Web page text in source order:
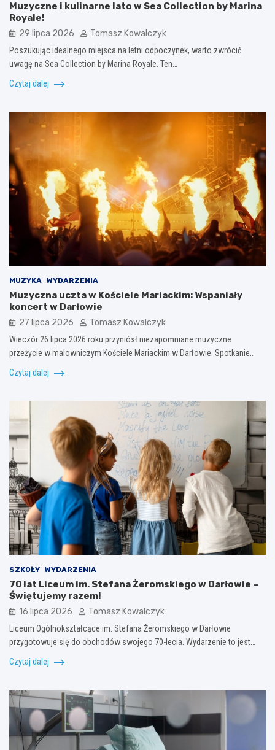
Muzyczne i kulinarne lato w Sea Collection by Marina
Royale!
29 lipca 2026 Tomasz Kowalczyk
Poszukując idealnego miejsca na letni odpoczynek, warto zwrócić
uwagę na Sea Collection by Marina Royale. Ten…
Czytaj dalej
MUZYKA WYDARZENIA
Muzyczna uczta w Kościele Mariackim: Wspaniały
koncert w Darłowie
27 lipca 2026 Tomasz Kowalczyk
Wieczór 26 lipca 2026 roku przyniósł niezapomniane muzyczne
przeżycie w malowniczym Kościele Mariackim w Darłowie. Spotkanie…
Czytaj dalej
SZKOŁY WYDARZENIA
70 lat Liceum im. Stefana Żeromskiego w Darłowie –
Świętujemy razem!
16 lipca 2026 Tomasz Kowalczyk
Liceum Ogólnokształcące im. Stefana Żeromskiego w Darłowie
przygotowuje się do obchodów swojego 70-lecia. Wydarzenie to jest…
Czytaj dalej